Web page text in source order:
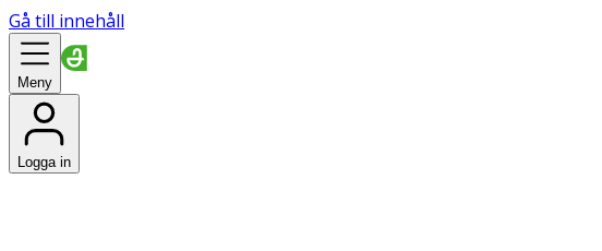
Gå till innehåll
Meny
Logga in